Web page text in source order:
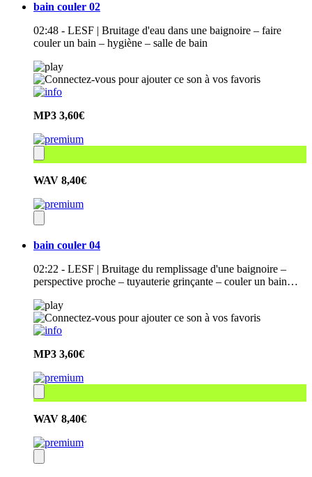
bain couler 02
02:48 - LESF | Bruitage d'eau dans une baignoire – faire
couler un bain – hygiène – salle de bain
MP3 3,60€
WAV 8,40€
bain couler 04
02:22 - LESF | Bruitage du remplissage d'une baignoire –
perspective proche – tuyauterie grinçante – couler un bain…
MP3 3,60€
WAV 8,40€